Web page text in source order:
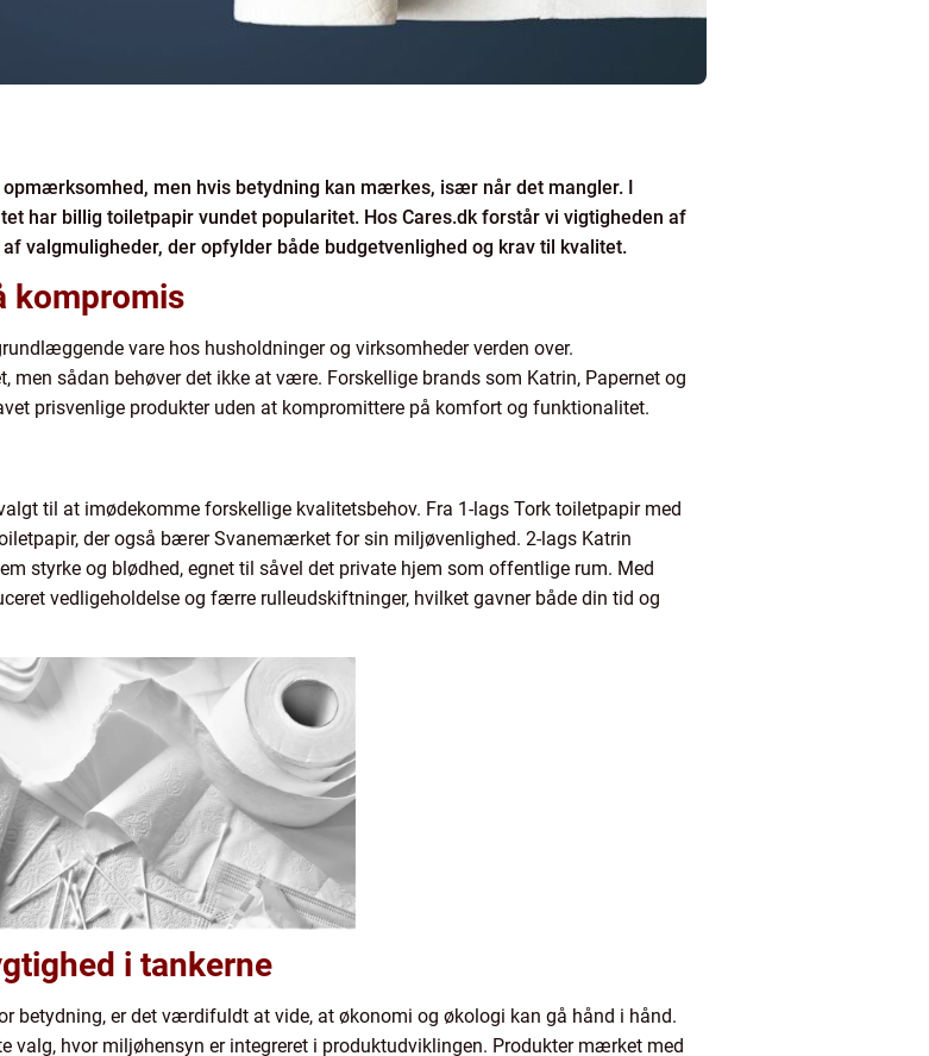
men hvis betydning kan mærkes, især når det mangler. I
har billig toiletpapir vundet popularitet. Hos Cares.dk forstår vi vigtigheden af
valgmuligheder, der opfylder både budgetvenlighed og krav til kvalitet.
kompromis
vare hos husholdninger og virksomheder verden over.
sådan behøver det ikke at være. Forskellige brands som Katrin, Papernet og
prisvenlige produkter uden at kompromittere på komfort og funktionalitet.
til at imødekomme forskellige kvalitetsbehov. Fra 1-lags Tork toiletpapir med
der også bærer Svanemærket for sin miljøvenlighed. 2-lags Katrin
styrke og blødhed, egnet til såvel det private hjem som offentlige rum. Med
vedligeholdelse og færre rulleudskiftninger, hvilket gavner både din tid og
i tankerne
betydning, er det værdifuldt at vide, at økonomi og økologi kan gå hånd i hånd.
valg, hvor miljøhensyn er integreret i produktudviklingen. Produkter mærket med